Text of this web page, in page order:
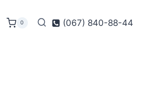
0 (067) 840-88-44